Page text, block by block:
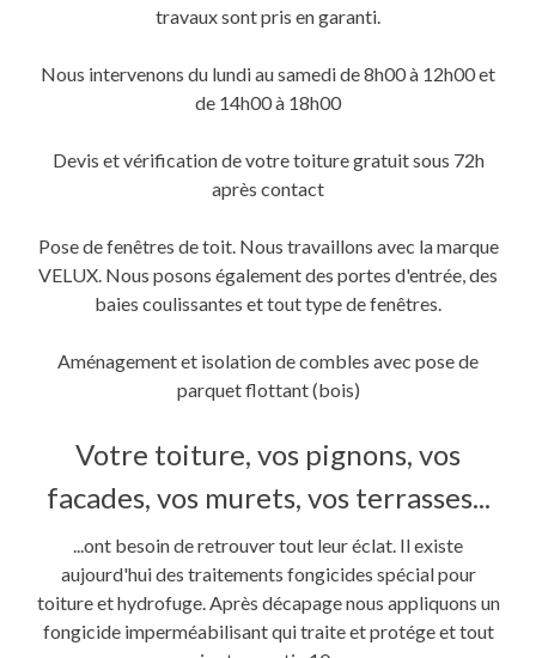
dans
une dans
fenêtre)
travaux sont pris en garanti.
Nous intervenons du lundi au samedi de 8h00 à 12h00 et
de 14h00 à 18h00
Devis et vérification de votre toiture gratuit sous 72h
après contact
Pose de fenêtres de toit. Nous travaillons avec la marque
VELUX. Nous posons également des portes d'entrée, des
baies coulissantes et tout type de fenêtres.
Aménagement et isolation de combles avec pose de
parquet flottant (bois)
Votre toiture, vos pignons, vos
facades, vos murets, vos terrasses...
...ont besoin de retrouver tout leur éclat. Il existe
aujourd'hui des traitements fongicides spécial pour
toiture et hydrofuge. Après décapage nous appliquons un
fongicide imperméabilisant qui traite et protége et tout